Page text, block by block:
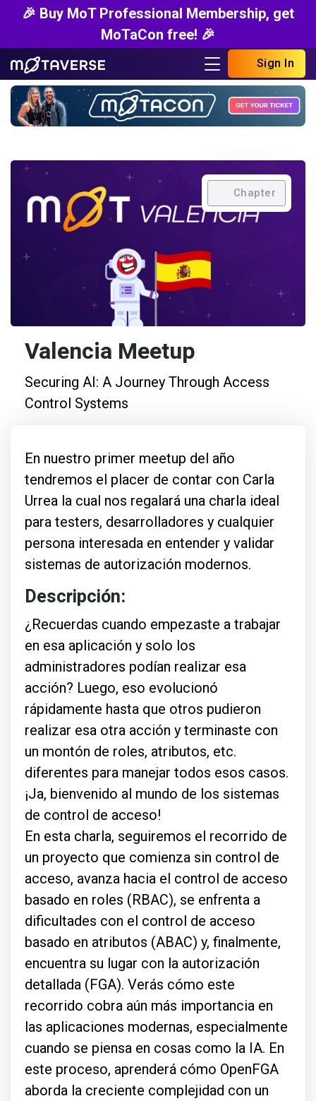
🎉 Buy MoT Professional Membership, get
MoTaCon free! 🎉
Sign In
Chapter
Valencia Meetup
Securing AI: A Journey Through Access
Control Systems
En nuestro primer meetup del año
tendremos el placer de contar con Carla
Urrea la cual nos regalará una charla ideal
para testers, desarrolladores y cualquier
persona interesada en entender y validar
sistemas de autorización modernos.
Descripción:
¿Recuerdas cuando empezaste a trabajar
en esa aplicación y solo los
administradores podían realizar esa
acción? Luego, eso evolucionó
rápidamente hasta que otros pudieron
realizar esa otra acción y terminaste con
un montón de roles, atributos, etc.
diferentes para manejar todos esos casos.
¡Ja, bienvenido al mundo de los sistemas
de control de acceso!
En esta charla, seguiremos el recorrido de
un proyecto que comienza sin control de
acceso, avanza hacia el control de acceso
basado en roles (RBAC), se enfrenta a
dificultades con el control de acceso
basado en atributos (ABAC) y, finalmente,
encuentra su lugar con la autorización
detallada (FGA). Verás cómo este
recorrido cobra aún más importancia en
las aplicaciones modernas, especialmente
cuando se piensa en cosas como la IA. En
este proceso, aprenderá cómo OpenFGA
aborda la creciente complejidad con un